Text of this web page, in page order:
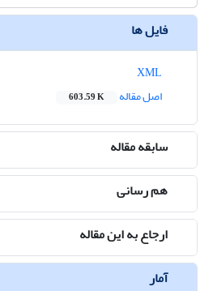
فایل ها
اصل مقاله
603.59 K
سابقه مقاله
هم رسانی
ارجاع به این مقاله
آمار